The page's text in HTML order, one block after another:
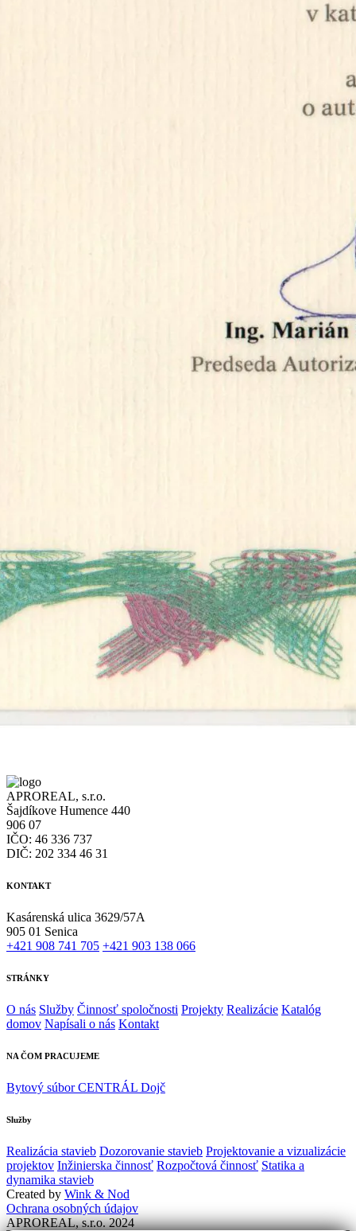
APROREAL, s.r.o.
Šajdíkove Humence 440
906 07
IČO: 46 336 737
DIČ: 202 334 46 31
KONTAKT
Kasárenská ulica 3629/57A
905 01 Senica
+421 908 741 705 +421 903 138 066
STRÁNKY
O nás Služby Činnosť spoločnosti Projekty Realizácie Katalóg
domov Napísali o nás Kontakt
NA ČOM PRACUJEME
Bytový súbor CENTRÁL Dojč
Služby
Realizácia stavieb Dozorovanie stavieb Projektovanie a vizualizácie
projektov Inžinierska činnosť Rozpočtová činnosť Statika a
dynamika stavieb
Created by Wink & Nod
Ochrana osobných údajov
APROREAL, s.r.o. 2024